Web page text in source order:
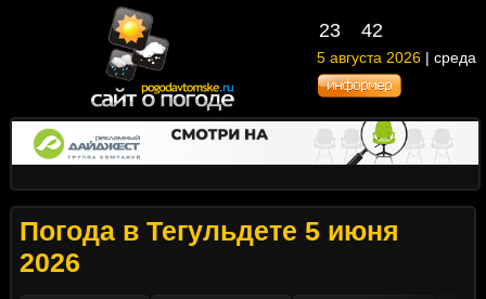
23 42
5 августа 2026 | среда
Погода в Тегульдете 5 июня
2026